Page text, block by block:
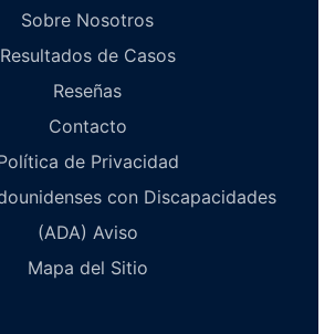
Sobre Nosotros
Resultados de Casos
Reseñas
Contacto
de Privacidad
con Discapacidades
(ADA) Aviso
Mapa del Sitio